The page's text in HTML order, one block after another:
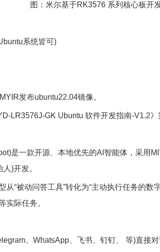
图：米尔基于RK3576 系列核心板开
系统皆可)
发布ubuntu22.04镜像。
LR3576J-GK Ubuntu 软件开发指南-V1.2》
是一款开源、本地优先的AI智能体，采用
)开发。
从“被动问答工具”转化为“主动执行任务的数
实际任务。
、WhatsApp、飞书、钉钉、 等)直接